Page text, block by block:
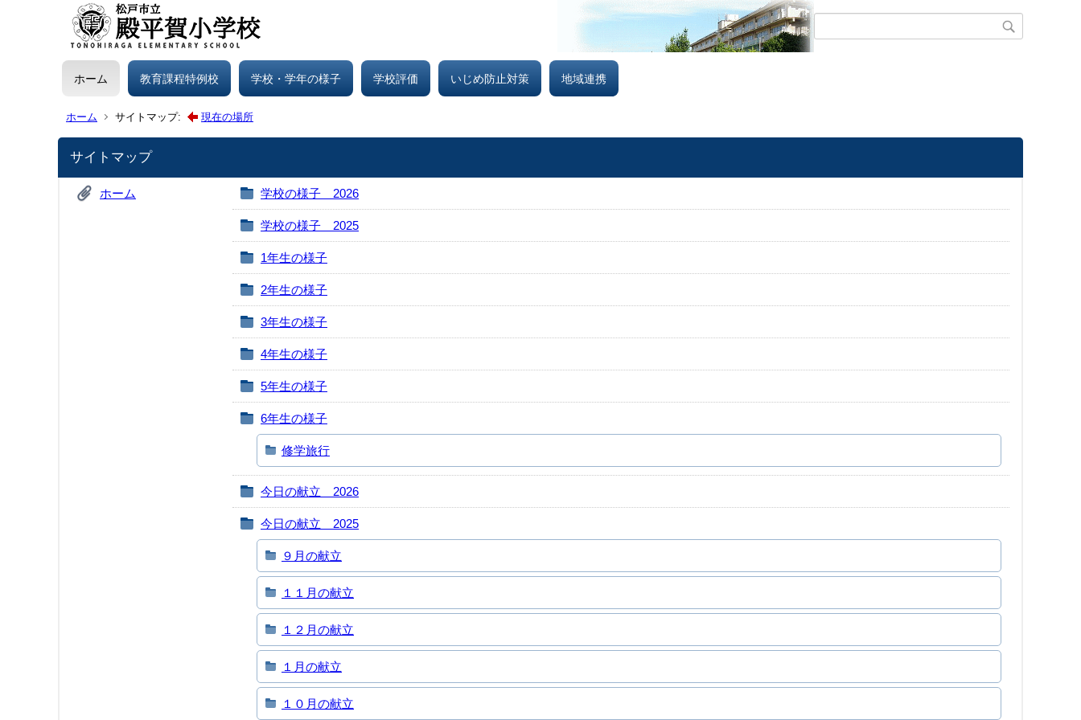
ホーム 教育課程特例校 学校・学年の様子 学校評価 いじめ防止対策 地域連携
ホーム サイトマップ: 現在の場所
サイトマップ
ホーム 学校の様子 2026
学校の様子 2025
1年生の様子
2年生の様子
3年生の様子
4年生の様子
5年生の様子
6年生の様子
修学旅行
今日の献立 2026
今日の献立 2025
９月の献立
１１月の献立
１２月の献立
１月の献立
１０月の献立